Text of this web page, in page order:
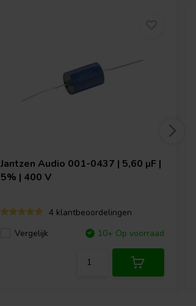
Jantzen Audio 001-0437 | 5,60 µF |
5% | 400 V
4 klantbeoordelingen
Vergelijk
10+ Op voorraad